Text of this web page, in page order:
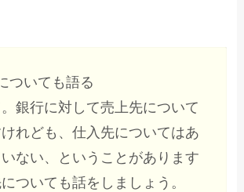
ついても語る
銀行に対して売上先について
れども、仕入先についてはあ
ない、ということがあります
ついても話をしましょう。